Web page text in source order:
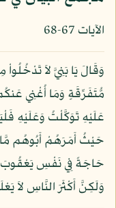
الآيات 67-68
وَقَالَ يَا بَنِيَّ لاَ
مُّتَفَرِّقَةٍ وَمَا أُغْنِي
عَلَيْهِ تَوَكَّلْتُ وَعَلَيْهِ
حَيْثُ أَمَرَهُمْ أَبُوهُم
حَاجَةً فِي نَفْسِ يَعْقُوبَ
وَلَكِنَّ أَكْثَرَ النَّاسِ لاَ